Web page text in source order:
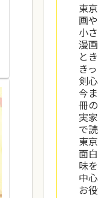
東
画
小
漫
とき
き
剣
今
冊
実
で
東
面
味
中
お